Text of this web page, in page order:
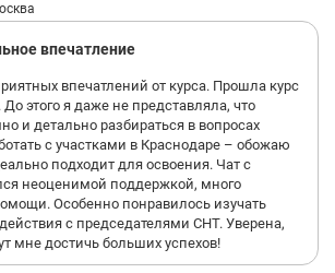
впечатление
впечатлений от курса. Прошла курс
этого я даже не представляла, что
и детально разбираться в вопросах
с участками в Краснодаре – обожаю
подходит для освоения. Чат с
неоценимой поддержкой, много
Особенно понравилось изучать
с председателями СНТ. Уверена,
мне достичь больших успехов!